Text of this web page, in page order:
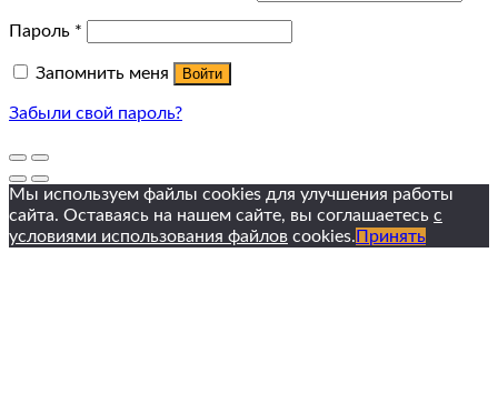
Пароль *
Запомнить меня Войти
Забыли свой пароль?
Мы используем файлы cookies для улучшения работы
сайта. Оставаясь на нашем сайте, вы соглашаетесь с
условиями использования файлов cookies. Принять